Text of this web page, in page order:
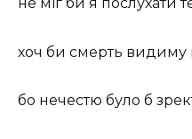
не міг би я послухати
хоч би смерть видиму
бо нечестю було б